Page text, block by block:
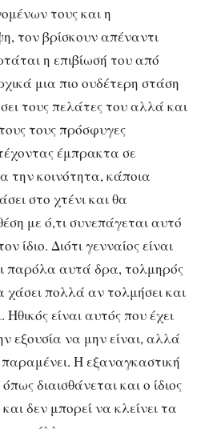
τους και η
τον βρίσκουν απέναντι
η επιβίωσή του από
μια πιο ουδέτερη στάση
τους πελάτες του αλλά και
τους πρόσφυγες
έμπρακτα σε
την κοινότητα, κάποια
στο χτένι και θα
με ό,τι συνεπάγεται αυτό
ίδιο. Διότι γενναίος είναι
παρόλα αυτά δρα, τολμηρός
χάσει πολλά αν τολμήσει και
είναι αυτός που έχει
εξουσία να μην είναι, αλλά
παραμένει. Η εξαναγκαστική
διαισθάνεται και ο ίδιος
δεν μπορεί να κλείνει τα